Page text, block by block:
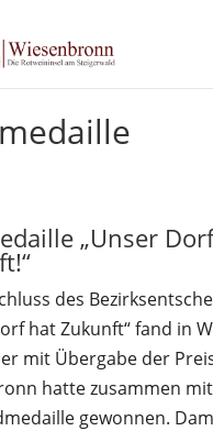
„Unser
des
hat Zukunft“ fand in
mit Übergabe der
hatte zusammen
gewonnen.